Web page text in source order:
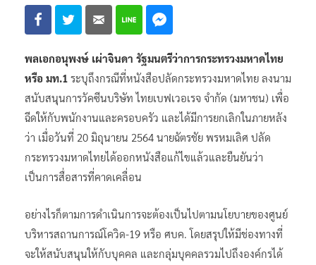
พลเอกอนุพงษ์ เผ่าจินดา รัฐมนตรีว่าการกระทรวงมหาดไทย
หรือ มท.1 ระบุถึงกรณีที่หนังสือปลัดกระทรวงมหาดไทย ลงนาม
สนับสนุนการวัคซีนบริษัท ไทยเบฟเวอเรจ จำกัด (มหาชน)​ เพื่อ
ฉีดให้กับพนักงานและครอบครัว และได้มีการยกเลิกในภายหลัง
ว่า เมื่อวันที่ 20 มิถุนายน​ 2564 นายฉัตรชัย พรหมเลิศ ปลัด​
กระทรวง​มหาดไทยได้ออกหนังสือแก้ไขแล้วและยืนยันว่า
เป็นการสื่อสารที่คาดเคลื่อน
อย่างไรก็ตามการดำเนินการจะต้องเป็นไปตามนโยบายของศูนย์
บริหารสถานการณ์โควิด-19 หรือ ศบค. โดยสรุปให้มีช่องทางที่
จะให้สนับสนุนให้กับบุคคล และกลุ่มบุคคลรวมไปถึงองค์กรได้